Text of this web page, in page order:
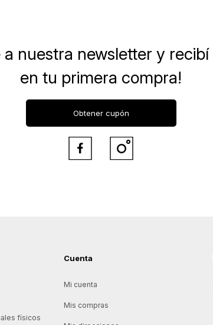
físicos
Cuenta
Mi cuenta
Mis compras
a nuestra newsletter y recibí
en tu primera compra!
Obtener cupón
 